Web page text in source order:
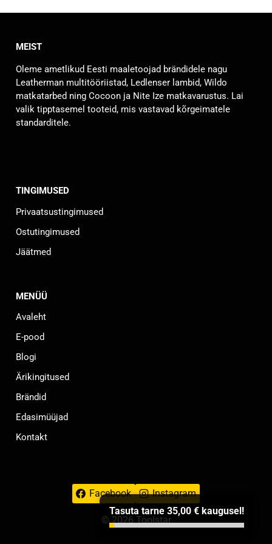
MEIST
Oleme ametlikud Eesti maaletoojad brändidele nagu
Leatherman multitööriistad, Ledlenser lambid, Wildo
matkatarbed ning Cocoon ja Nite Ize matkavarustus. Lai
valik tipptasemel tooteid, mis vastavad kõrgeimatele
standarditele.
TINGIMUSED
Privaatsustingimused
Ostutingimused
Jäätmed
MENÜÜ
Avaleht
E-pood
Blogi
Ärikingitused
Brändid
Edasimüüjad
Kontakt
Facebook Instagram
© 2026 Toolstar
Tasuta tarne 35,00 € kaugusel!